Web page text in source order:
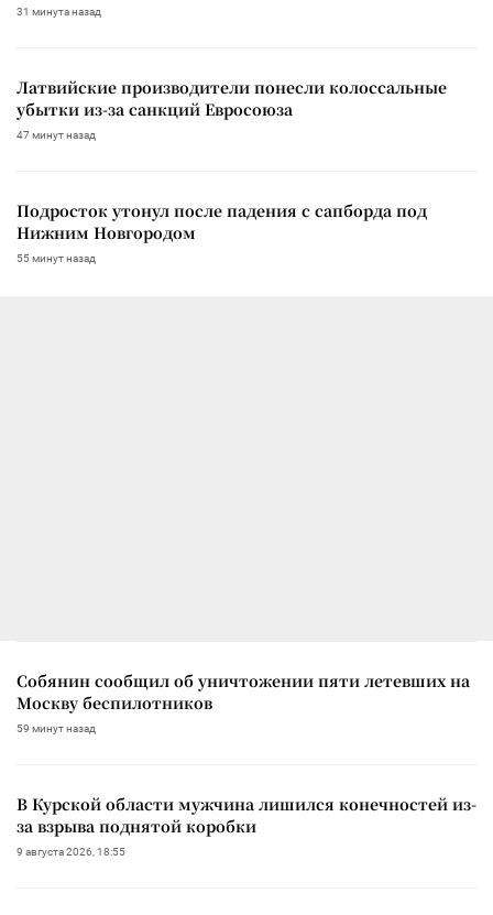
31 минута назад
Латвийские производители понесли колоссальные
убытки из-за санкций Евросоюза
47 минут назад
Подросток утонул после падения с сапборда под
Нижним Новгородом
55 минут назад
Собянин сообщил об уничтожении пяти летевших на
Москву беспилотников
59 минут назад
В Курской области мужчина лишился конечностей из-
за взрыва поднятой коробки
9 августа 2026, 18:55